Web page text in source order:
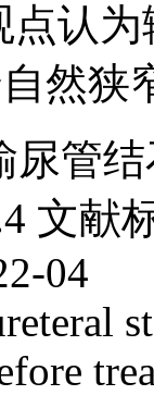
认
然狭
尿管
文献
04